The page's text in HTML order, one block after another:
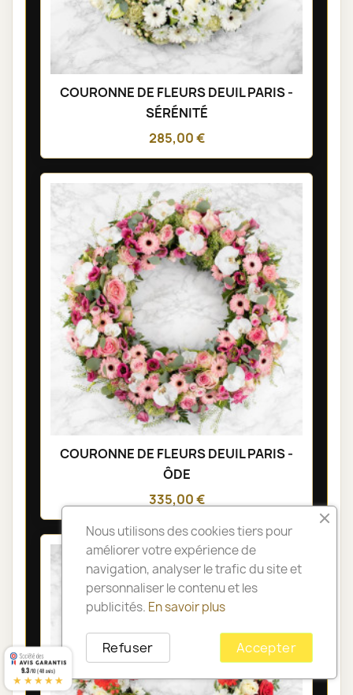
COURONNE DE FLEURS DEUIL PARIS -
SÉRÉNITÉ
285,00 €
COURONNE DE FLEURS DEUIL PARIS -
ÔDE
335,00 €
Nous utilisons des cookies tiers pour
améliorer votre expérience de
navigation, analyser le trafic du site et
personnaliser le contenu et les
publicités. En savoir plus
Accepter
Refuser
9.3/10 (48 avis)
★★★★★